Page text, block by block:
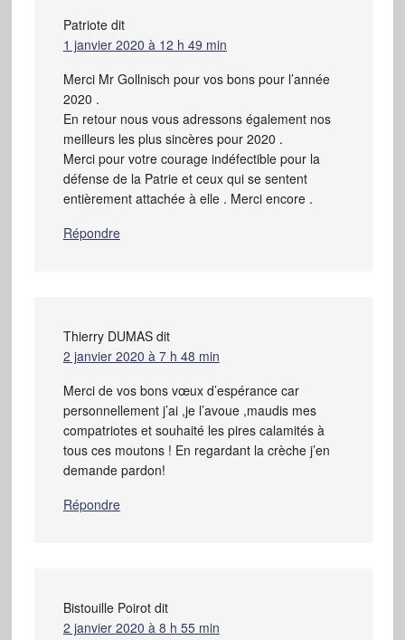
Patriote dit
1 janvier 2020 à 12 h 49 min
Merci Mr Gollnisch pour vos bons pour l’année
2020 .
En retour nous vous adressons également nos
meilleurs les plus sincères pour 2020 .
Merci pour votre courage indéfectible pour la
défense de la Patrie et ceux qui se sentent
entièrement attachée à elle . Merci encore .
Répondre
Thierry DUMAS dit
2 janvier 2020 à 7 h 48 min
Merci de vos bons vœux d’espérance car
personnellement j’ai ,je l’avoue ,maudis mes
compatriotes et souhaité les pires calamités à
tous ces moutons ! En regardant la crèche j’en
demande pardon!
Répondre
Bistouille Poirot dit
2 janvier 2020 à 8 h 55 min